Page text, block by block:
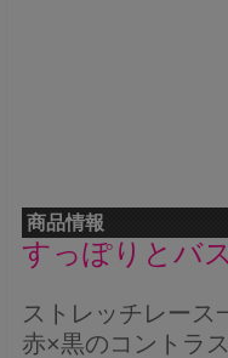
商品情報
すっぽりとバ
ストレッチレース
赤×黒のコントラ